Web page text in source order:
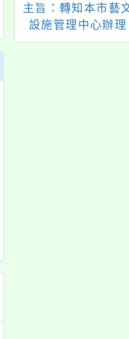
主旨：轉知本市藝
設施管理中心辦理
「2026桃園合唱藝